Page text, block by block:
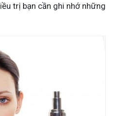
trị bạn cần ghi nhớ những